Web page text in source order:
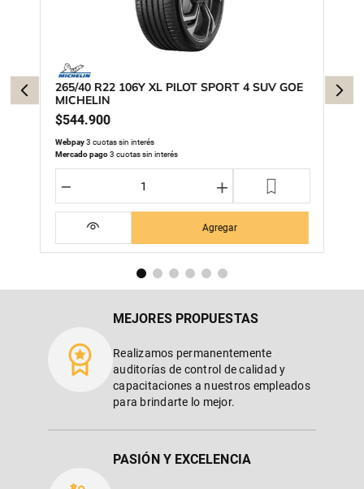
265/40 R22 106Y XL PILOT SPORT 4 SUV GOE
MICHELIN
$544.900
Webpay3 cuotas sin interés
Mercado pago3 cuotas sin interés
＋
－
Agregar
MEJORES PROPUESTAS
Realizamos permanentemente
auditorías de control de calidad y
capacitaciones a nuestros empleados
para brindarte lo mejor.
PASIÓN Y EXCELENCIA